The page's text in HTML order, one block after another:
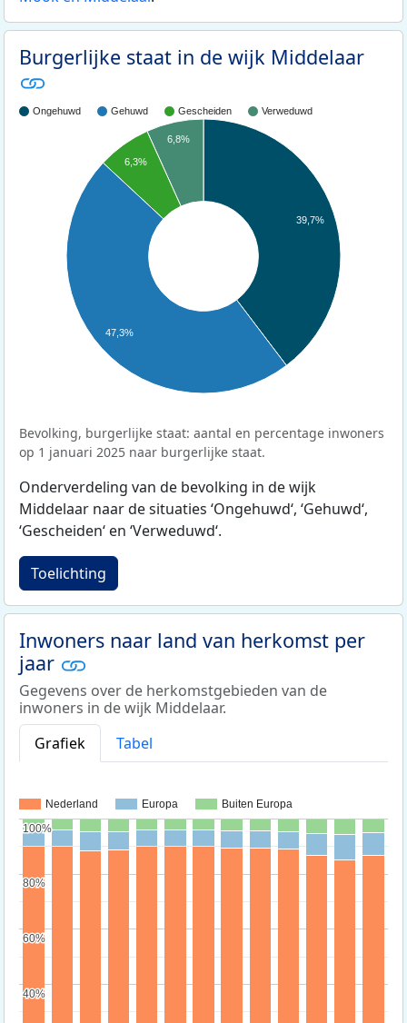
Burgerlijke staat in de wijk Middelaar
Ongehuwd Gehuwd Gescheiden Verweduwd
39,7%
6,8%
6,3%
47,3%
Bevolking, burgerlijke staat: aantal en percentage inwoners
op 1 januari 2025 naar burgerlijke staat.
Onderverdeling van de bevolking in de wijk
Middelaar naar de situaties ‘Ongehuwd‘, ‘Gehuwd‘,
‘Gescheiden‘ en ‘Verweduwd‘.
Toelichting
Inwoners naar land van herkomst per
jaar
Gegevens over de herkomstgebieden van de
inwoners in de wijk Middelaar.
Grafiek
Tabel
Nederland Europa Buiten Europa
40%
40%
60%
60%
80%
80%
100%
100%